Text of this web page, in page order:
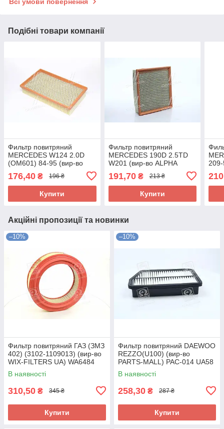
Всі умови повернення
Подібні товари компанії
Фильтр повитряний
MERCEDES W124 2.0D
(OM601) 84-95 (вир-во
ALPHA FILTER) AF1683s
UA58
176,40 ₴ 196 ₴
Купити
Фильтр повитряний
MERCEDES 190D 2.5TD
W201 (вир-во ALPHA
191,70₴ 213 ₴
Купити
Акційні пропозиції та новинки
–10%
Фильтр повитряний ГАЗ (ЗМЗ
402) (3102-1109013) (вир-во
WIX-FILTERS UA) WA6484
UA58
В наявності
310,50 ₴ 345 ₴
Купити
–10%
Фильтр повитряний DAEWOO
REZZO(U100) (вир-во
PARTS-MALL) PAC-014 UA58
В наявності
258,30 ₴ 287 ₴
Купити